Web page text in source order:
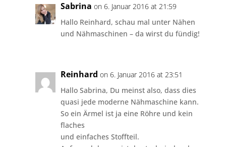
Sabrina on 6. Januar 2016 at 21:59
Hallo Reinhard, schau mal unter Nähen
und Nähmaschinen – da wirst du fündig!
Reinhard on 6. Januar 2016 at 23:51
Hallo Sabrina, Du meinst also, dass dies
quasi jede moderne Nähmaschine kann.
So ein Ärmel ist ja eine Röhre und kein
flaches
und einfaches Stoffteil.